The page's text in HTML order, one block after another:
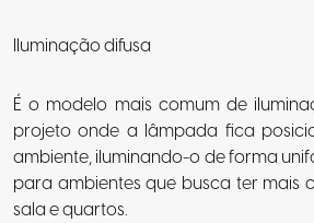
Iluminação difusa
É o modelo mais comum de
projeto onde a lâmpada fica
ambiente, iluminando-o de forma
para ambientes que busca ter mais
sala e quartos.